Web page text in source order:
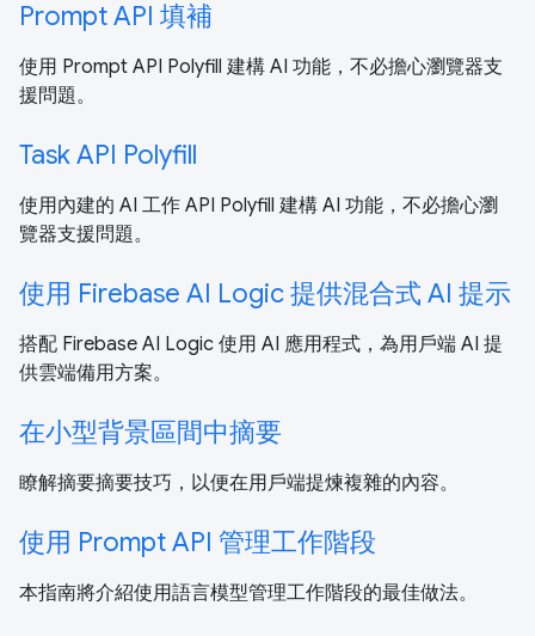
Prompt API 填補
使用 Prompt API Polyfill 建構 AI 功能，不必擔心瀏覽器支
援問題。
Task API Polyfill
使用內建的 AI 工作 API Polyfill 建構 AI 功能，不必擔心瀏
覽器支援問題。
使用 Firebase AI Logic 提供混合式 AI 提示
搭配 Firebase AI Logic 使用 AI 應用程式，為用戶端 AI 提
供雲端備用方案。
在小型背景區間中摘要
瞭解摘要摘要技巧，以便在用戶端提煉複雜的內容。
使用 Prompt API 管理工作階段
本指南將介紹使用語言模型管理工作階段的最佳做法。